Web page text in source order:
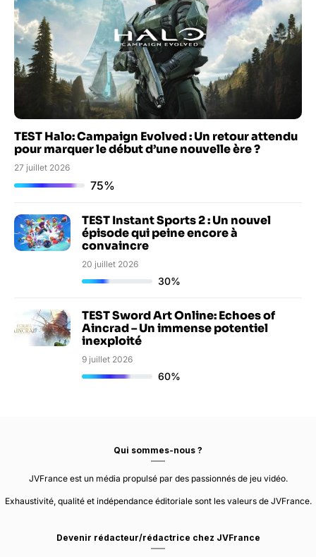
TEST Halo: Campaign Evolved : Un retour attendu
pour marquer le début d’une nouvelle ère ?
27 juillet 2026
75%
TEST Instant Sports 2 : Un nouvel
épisode qui peine encore à
convaincre
20 juillet 2026
30%
TEST Sword Art Online: Echoes of
Aincrad – Un immense potentiel
inexploité
9 juillet 2026
60%
Qui sommes-nous ?
JVFrance est un média propulsé par des passionnés de jeu vidéo.
Exhaustivité, qualité et indépendance éditoriale sont les valeurs de JVFrance.
Devenir rédacteur/rédactrice chez JVFrance